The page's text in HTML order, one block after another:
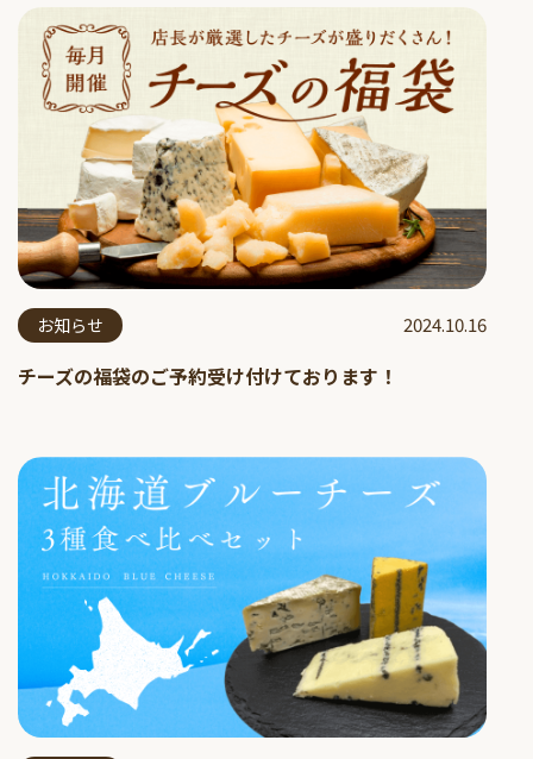
お知らせ 2024.10.16
チーズの福袋のご予約受け付けております！